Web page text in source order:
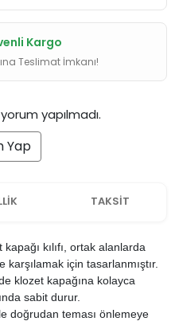
Kargo
Teslimat İmkanı!
yapılmadı.
Yap
TAKSİT
kılıfı, ortak alanlarda
karşılamak için tasarlanmıştır.
klozet kapağına kolayca
sabit durur.
doğrudan teması önlemeye